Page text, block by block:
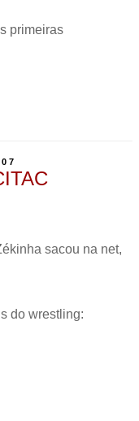
primeiras
sacou na net,
do wrestling: